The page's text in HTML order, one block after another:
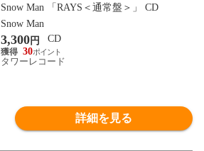
Snow Man 「RAYS＜通常盤＞」 CD
Snow Man
3,300円
CD
30
タワーレコード
詳細を見る